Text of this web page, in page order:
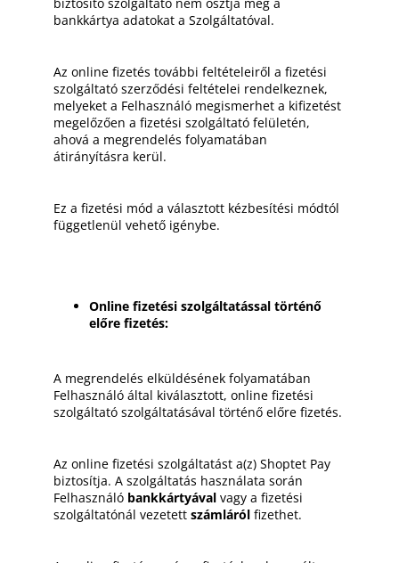
bankkártya adatokat a Szolgáltatóval.
Az online fizetés további feltételeiről a fizetési
szolgáltató szerződési feltételei rendelkeznek,
melyeket a Felhasználó megismerhet a kifizetést
megelőzően a fizetési szolgáltató felületén,
ahová a megrendelés folyamatában
átirányításra kerül.
Ez a fizetési mód a választott kézbesítési módtól
függetlenül vehető igénybe.
Online fizetési szolgáltatással történő
előre fizetés:
A megrendelés elküldésének folyamatában
Felhasználó által kiválasztott, online fizetési
szolgáltató szolgáltatásával történő előre fizetés.
Az online fizetési szolgáltatást a(z) Shoptet Pay
biztosítja. A szolgáltatás használata során
Felhasználó bankkártyával vagy a fizetési
szolgáltatónál vezetett számláról fizethet.